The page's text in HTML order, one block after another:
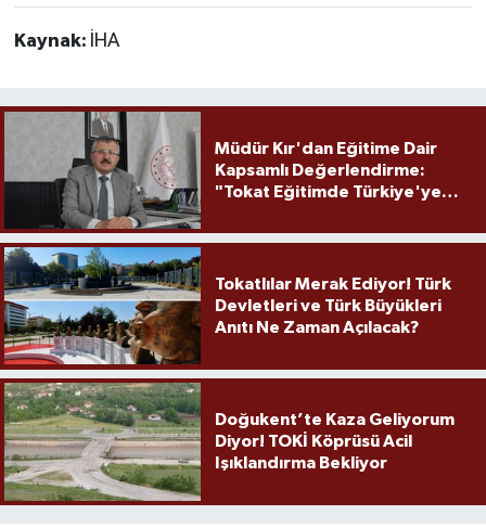
Kaynak: İHA
Müdür Kır'dan Eğitime Dair
Kapsamlı Değerlendirme:
"Tokat Eğitimde Türkiye'ye
Tokatlılar Merak Ediyor! Türk
Devletleri ve Türk Büyükleri
Anıtı Ne Zaman Açılacak?
Doğukent’te Kaza Geliyorum
Diyor! TOKİ Köprüsü Acil
Işıklandırma Bekliyor